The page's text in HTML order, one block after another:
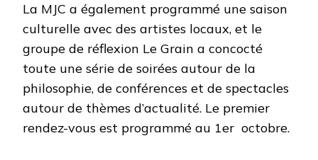
La MJC a également programmé une saison
culturelle avec des artistes locaux, et le
groupe de réflexion Le Grain a concocté
toute une série de soirées autour de la
philosophie, de conférences et de spectacles
autour de thèmes d’actualité. Le premier
rendez-vous est programmé au 1er octobre.